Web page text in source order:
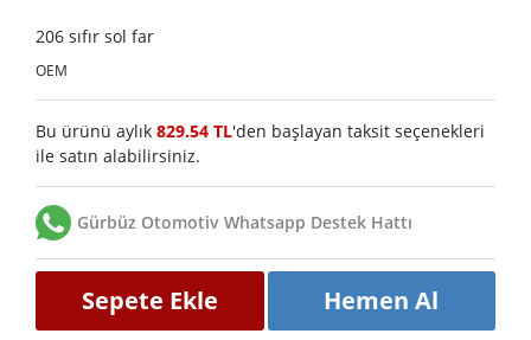
206 sıfır sol far
OEM
Bu ürünü aylık 829.54 TL'den başlayan taksit seçenekleri
ile satın alabilirsiniz.
Gürbüz Otomotiv Whatsapp Destek Hattı
Sepete Ekle Hemen Al